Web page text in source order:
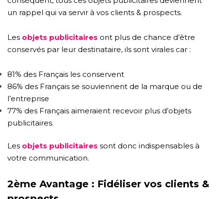
un rappel qui va servir à vos clients & prospects.
Les objets publicitaires ont plus de chance d’être
conservés par leur destinataire, ils sont virales car :
81% des Français les conservent
86% des Français se souviennent de la marque ou de
l’entreprise
77% des Français aimeraient recevoir plus d’objets
publicitaires.
Les objets publicitaires sont donc indispensables à
votre communication.
2ème Avantage : Fidéliser vos clients &